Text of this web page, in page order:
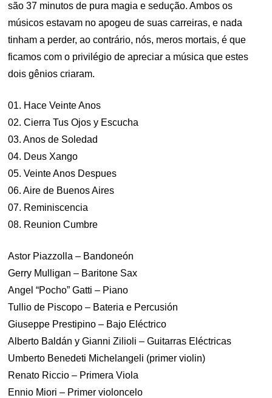
são 37 minutos de pura magia e sedução. Ambos os
músicos estavam no apogeu de suas carreiras, e nada
tinham a perder, ao contrário, nós, meros mortais, é que
ficamos com o privilégio de apreciar a música que estes
dois gênios criaram.
01. Hace Veinte Anos
02. Cierra Tus Ojos y Escucha
03. Anos de Soledad
04. Deus Xango
05. Veinte Anos Despues
06. Aire de Buenos Aires
07. Reminiscencia
08. Reunion Cumbre
Astor Piazzolla – Bandoneón
Gerry Mulligan – Baritone Sax
Angel “Pocho” Gatti – Piano
Tullio de Piscopo – Bateria e Percusión
Giuseppe Prestipino – Bajo Eléctrico
Alberto Baldán y Gianni Zilioli – Guitarras Eléctricas
Umberto Benedeti Michelangeli (primer violin)
Renato Riccio – Primera Viola
Ennio Miori – Primer violoncelo